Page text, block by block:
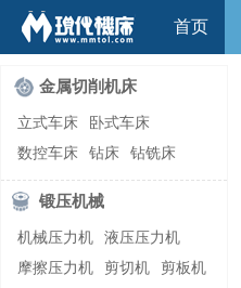
首页
金属切削机床
立式车床
卧式车床
数控车床
钻床
钻铣床
立式镗(铣)床
卧式镗(铣)床
龙门铣镗床
立式铣床
卧式铣床
雕刻机
平面磨床
外圆磨床
锻压机械
机械压力机
液压压力机
摩擦压力机
剪切机
剪板机